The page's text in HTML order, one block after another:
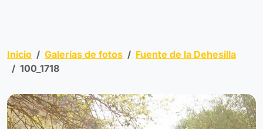
Inicio Galerías de fotos
Fuente de la Dehesilla
100_1718